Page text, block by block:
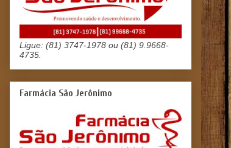
Ligue: (81) 3747-1978 ou (81) 9.9668-
4735.
Farmácia São Jerônimo